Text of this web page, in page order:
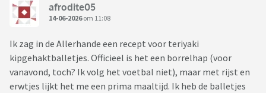
afrodite05
14-06-2026om 11:08
Ik zag in de Allerhande een recept voor teriyaki
kipgehaktballetjes. Officieel is het een borrelhap (voor
vanavond, toch? Ik volg het voetbal niet), maar met rijst en
erwtjes lijkt het me een prima maaltijd. Ik heb de balletjes